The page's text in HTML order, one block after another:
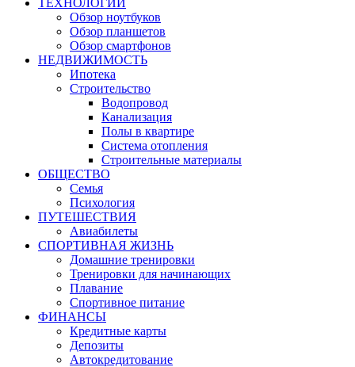
ТЕХНОЛОГИИ
Обзор ноутбуков
Обзор планшетов
Обзор смартфонов
НЕДВИЖИМОСТЬ
Ипотека
Строительство
Водопровод
Канализация
Полы в квартире
Система отопления
Строительные материалы
ОБЩЕСТВО
Семья
Психология
ПУТЕШЕСТВИЯ
Авиабилеты
СПОРТИВНАЯ ЖИЗНЬ
Домашние тренировки
Тренировки для начинающих
Плавание
Спортивное питание
ФИНАНСЫ
Кредитные карты
Депозиты
Автокредитование